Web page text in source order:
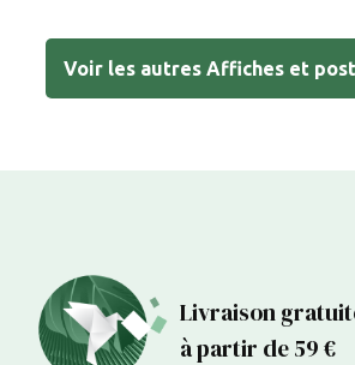
Voir les autres Affiches et
Livraison
à partir de 59 €